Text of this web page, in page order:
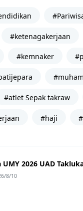
#ketenagakerjaan
#kemnaker
#atlet Sepak takraw
#haji
8/10